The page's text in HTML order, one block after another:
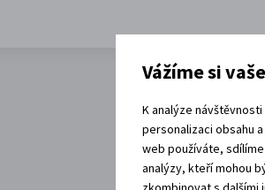
Akce,
Vážíme si
K analýze
personalizaci obsahu
web používáte,
analýzy, kteří mohou